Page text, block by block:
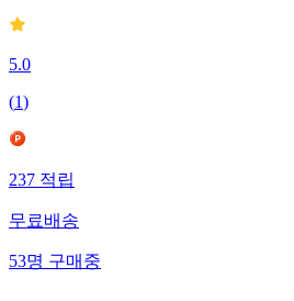
5.0
(1)
237 적립
무료배송
53명 구매중